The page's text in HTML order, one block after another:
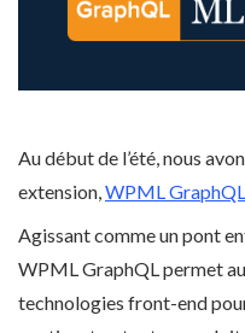
Au début de l’été, nous
extension,WPML GraphQL
Agissant comme un pont
WPML GraphQL permet
technologies front-end